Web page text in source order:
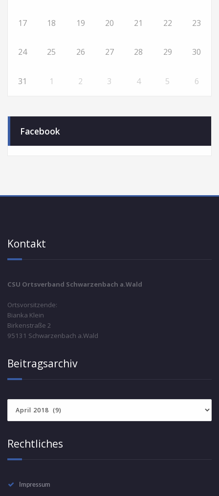
17 18 19 20 21 22 23
24 25 26 27 28 29 30
31 1 2 3 4 5 6
Facebook
Kontakt
CSU Ortsverband Schwarzenbach a.Wald
Ortsvorsitzende:
Bianka Klein
Birkenstraße 2
95131 Schwarzenbach a.Wald
Beitragsarchiv
Rechtliches
Impressum